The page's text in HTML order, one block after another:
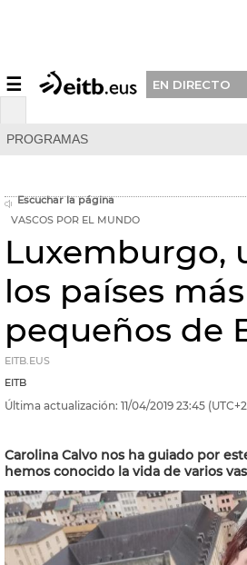
☰ EN DIRECTO
PROGRAMAS
Escuchar la página
VASCOS POR EL MUNDO
Luxemburgo,
los países más
pequeños de
EITB.EUS
EITB
Última actualización: 11/04/2019 23:45
Carolina Calvo nos ha guiado por
hemos conocido la vida de varios